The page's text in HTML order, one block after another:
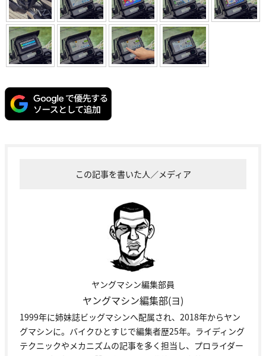
この記事を書いた人／メディア
ヤングマシン編集部員
ヤングマシン編集部(ヨ)
1999年に姉妹誌ビッグマシンへ配属され、2018年からヤン
グマシンに。バイクひとすじで編集者歴25年。ライディング
テクニックやメカニズムの記事を多く担当し、プロライダー